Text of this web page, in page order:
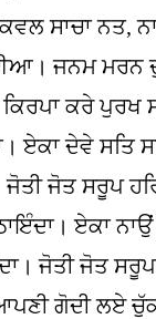
ਸਾਚਾ ਨਤ,
ਜਨਮ
ਕਰੇ
ਏਕਾ ਦੇਵੇ ਸਤਿ
ਜੋਤ ਸਰੂਪ
ਏਕਾ
ਜੋਤੀ ਜੋਤ
ਗੋਦੀ ਲਏ